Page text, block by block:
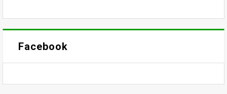
Facebook